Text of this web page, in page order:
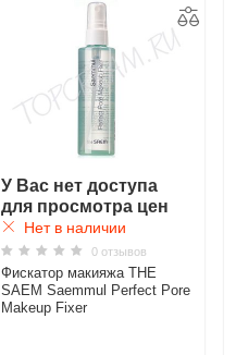
У Вас нет доступа
для просмотра цен
Нет в наличии
0 отзывов
Фискатор макияжа THE
SAEM Saemmul Perfect Pore
Makeup Fixer